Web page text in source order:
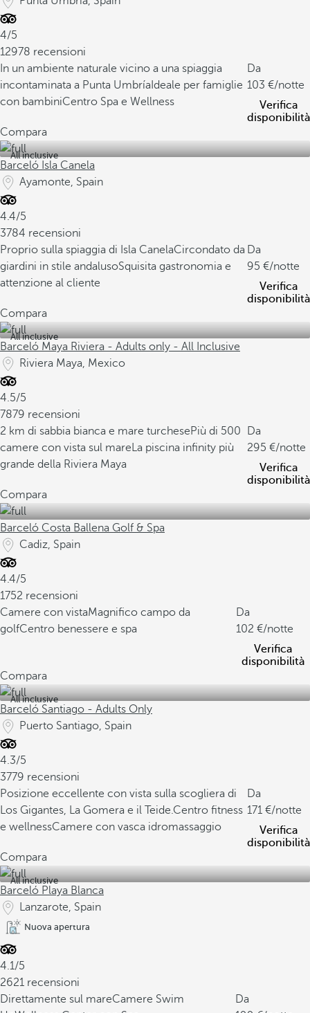
4/5
12978 recensioni
In un ambiente naturale vicino a una spiaggia
incontaminata a Punta Umbría Ideale per famiglie
con bambiniCentro Spa e Wellness
Da
103
/notte
Verifica
disponibilità
Compara
All inclusive
Barceló Isla Canela
Ayamonte, Spain
4.4/5
3784 recensioni
Proprio sulla spiaggia di Isla CanelaCircondato da
giardini in stile andalusoSquisita gastronomia e
attenzione al cliente
Da
95
/notte
Verifica
disponibilità
Compara
All inclusive
Barceló Maya Riviera - Adults only - All Inclusive
Riviera Maya, Mexico
4.5/5
7879 recensioni
2 km di sabbia bianca e mare turchesePiù di 500
camere con vista sul mareLa piscina infinity più
grande della Riviera Maya
Da
295
/notte
Verifica
disponibilità
Compara
Barceló Costa Ballena Golf & Spa
Cadiz, Spain
4.4/5
1752 recensioni
Camere con vistaMagnifico campo da
golfCentro benessere e spa
Da
102
/notte
Verifica
disponibilità
Compara
All inclusive
Barceló Santiago - Adults Only
Puerto Santiago, Spain
4.3/5
3779 recensioni
Posizione eccellente con vista sulla scogliera di
Los Gigantes, La Gomera e il Teide.Centro fitness
e wellnessCamere con vasca idromassaggio
Da
171
/notte
Verifica
disponibilità
Compara
All inclusive
Barceló Playa Blanca
Lanzarote, Spain
Nuova apertura
4.1/5
2621 recensioni
Direttamente sul mareCamere Swim
Da